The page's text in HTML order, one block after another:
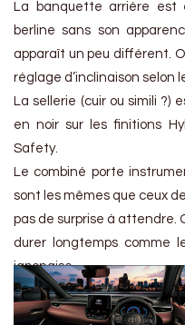
La banquette arrière est
berline sans son
apparaît un peu différent.
réglage d’inclinaison selon
La sellerie (cuir ou simili ?)
en noir sur les finitions
Safety.
Le combiné porte
sont les mêmes que ceux
pas de surprise à attendre.
durer longtemps comme
japonaise.